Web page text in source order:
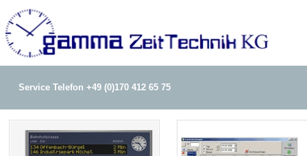
Service Telefon +49 (0)170 412 65 75